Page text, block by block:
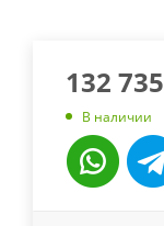
132 735
В наличии